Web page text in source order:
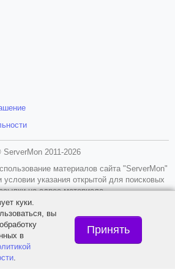
ServerMon 2011-2026
материалов сайта "ServerMon"
условии указания открытой для поисковых
на адрес материала.
18+
куки.
вы
в
Принять